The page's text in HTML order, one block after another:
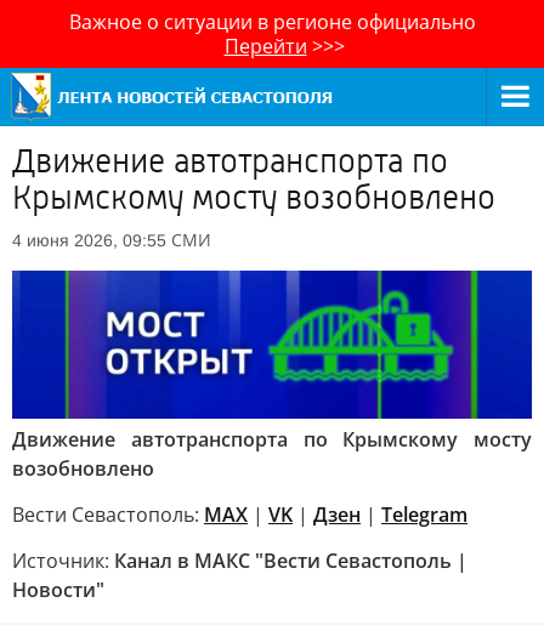
Важное о ситуации в регионе официально
Перейти >>>
Движение автотранспорта по
Крымскому мосту возобновлено
4 июня 2026, 09:55 СМИ
Движение автотранспорта по Крымскому мосту
возобновлено
Вести Севастополь: MAX | VK | Дзен | Telegram
Источник: Канал в МАКС "Вести Севастополь |
Новости"